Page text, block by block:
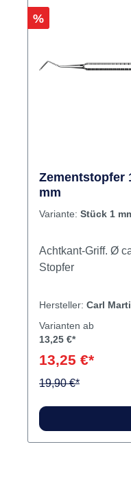
Rabatt
%
Zementstopfer
mm
Variante: Stück 1
Achtkant-Griff. Ø
Stopfer
Hersteller: Carl
Varianten ab
13,25 €*
13,25 €*
19,90 €*